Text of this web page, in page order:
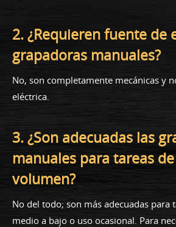
2. ¿Requieren fuente de
grapadoras manuales?
No, son completamente mecánicas y
eléctrica.
3. ¿Son adecuadas las
manuales para tareas
volumen?
No del todo; son más adecuadas para
medio a bajo o uso ocasional. Para